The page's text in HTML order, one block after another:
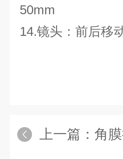
50mm
14.镜头：前后移
上一篇： 角